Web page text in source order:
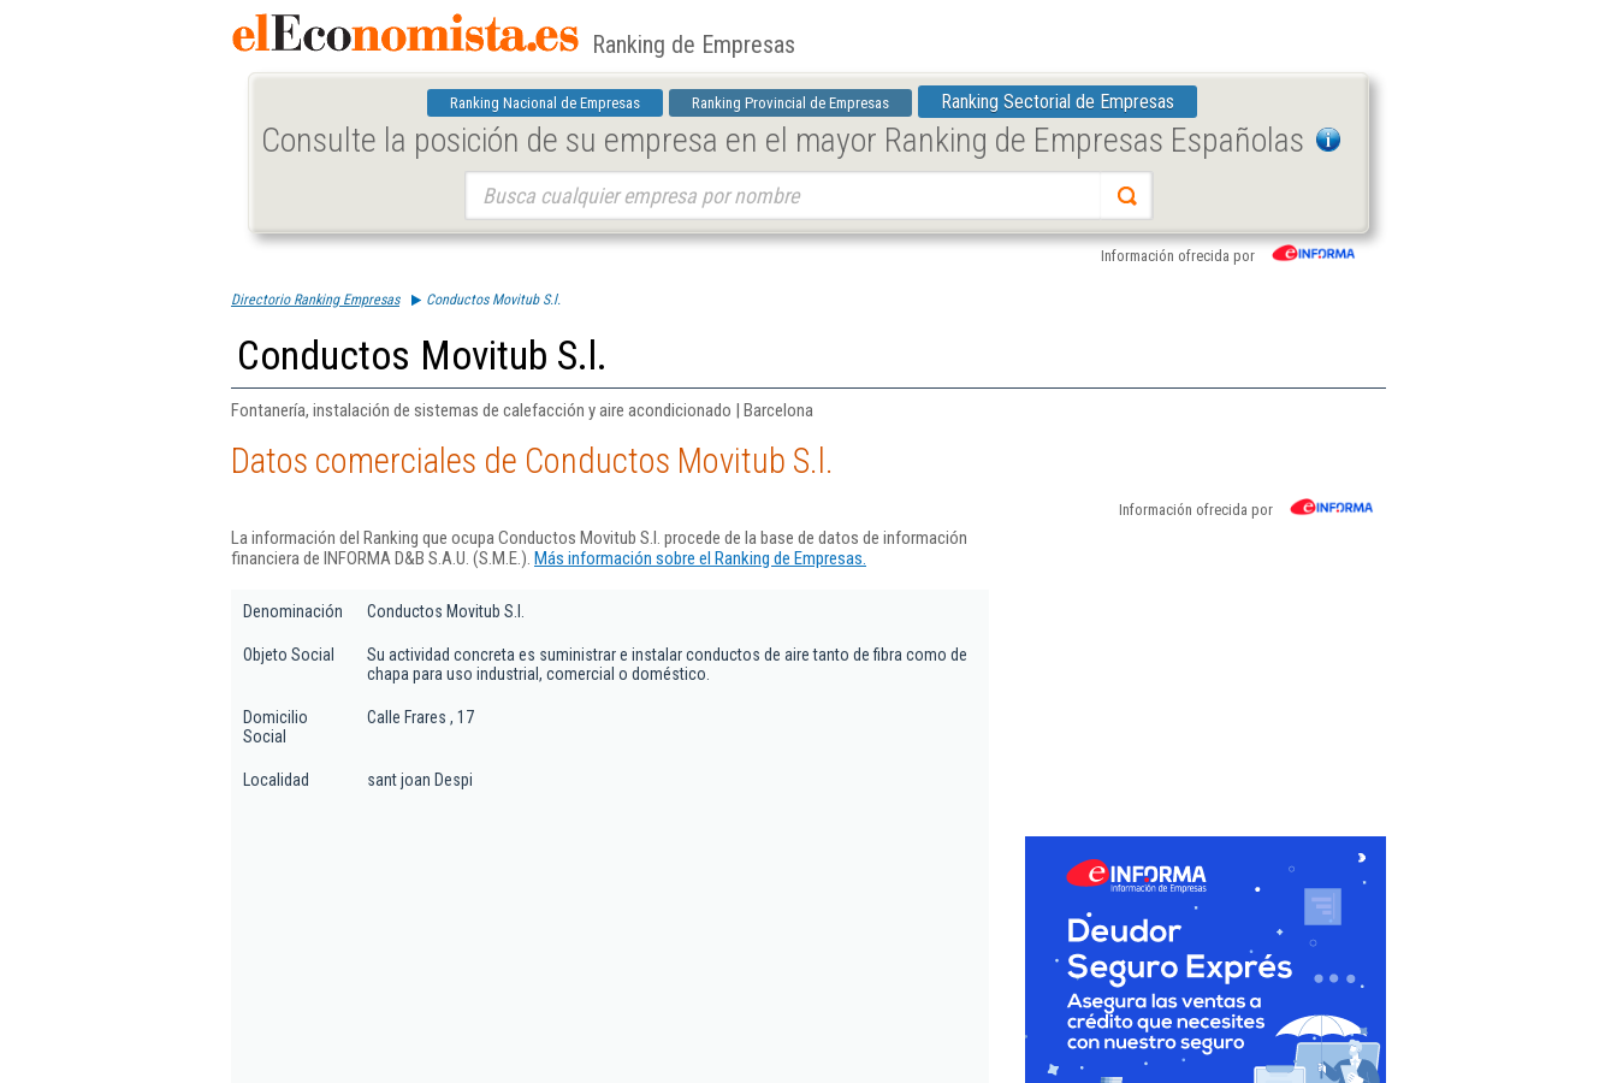
Ranking de Empresas
Ranking Nacional de Empresas Ranking Provincial de Empresas Ranking Sectorial de Empresas
Consulte la posición de su empresa en el mayor Ranking de Empresas Españolas
Información ofrecida por
Directorio Ranking Empresas Conductos Movitub S.l.
Conductos Movitub S.l.
Fontanería, instalación de sistemas de calefacción y aire acondicionado | Barcelona
Datos comerciales de Conductos Movitub S.l.
Información ofrecida por
La información del Ranking que ocupa Conductos Movitub S.l. procede de la base de datos de información
financiera de INFORMA D&B S.A.U. (S.M.E.). Más información sobre el Ranking de Empresas.
Denominación Conductos Movitub S.l.
Objeto Social
Su actividad concreta es suministrar e instalar conductos de aire tanto de fibra como de
chapa para uso industrial, comercial o doméstico.
Domicilio
Social
Calle Frares , 17
Localidad sant joan Despi